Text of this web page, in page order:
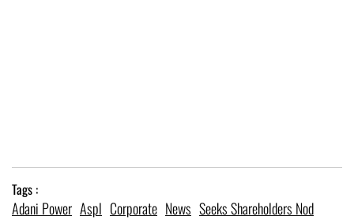
Tags :
Adani Power Aspl Corporate News Seeks Shareholders Nod